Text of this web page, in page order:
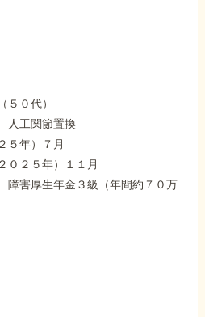
０代）
工関節置換
５年）７月
２５年）１１月
害厚生年金３級（年間約７０万